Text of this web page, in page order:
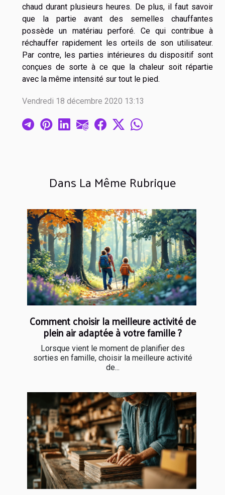
Dans La Même Rubrique
Comment choisir la meilleure activité de
plein air adaptée à votre famille ?
Lorsque vient le moment de planifier des
sorties en famille, choisir la meilleure activité
de...
chaud durant plusieurs heures. De plus, il faut savoir
que la partie avant des semelles chauffantes
possède un matériau perforé. Ce qui contribue à
réchauffer rapidement les orteils de son utilisateur.
Par contre, les parties intérieures du dispositif sont
conçues de sorte à ce que la chaleur soit répartie
avec la même intensité sur tout le pied.
Vendredi 18 décembre 2020 13:13